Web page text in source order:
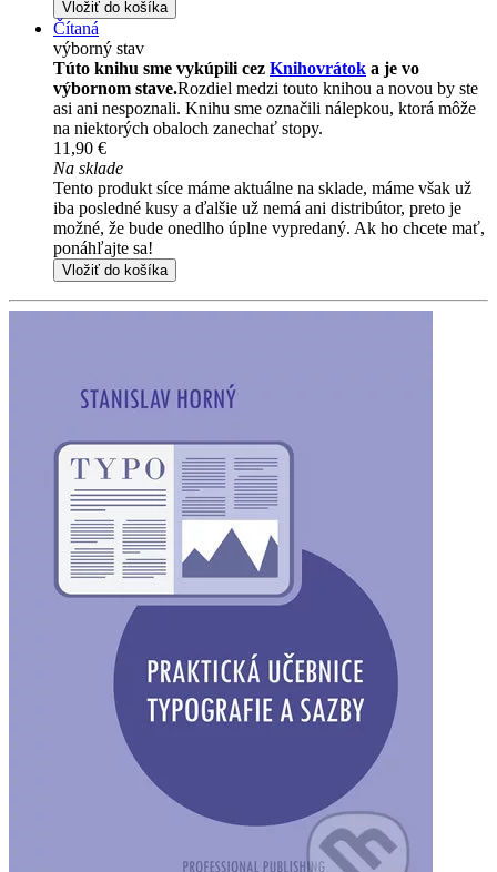
Vložiť do košíka
Čítaná
výborný stav
Túto knihu sme vykúpili cez Knihovrátok a je vo
výbornom stave.Rozdiel medzi touto knihou a novou by ste
asi ani nespoznali. Knihu sme označili nálepkou, ktorá môže
na niektorých obaloch zanechať stopy.
11,90 €
Na sklade
Tento produkt síce máme aktuálne na sklade, máme však už
iba posledné kusy a ďalšie už nemá ani distribútor, preto je
možné, že bude onedlho úplne vypredaný. Ak ho chcete mať,
ponáhľajte sa!
Vložiť do košíka